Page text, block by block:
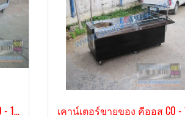
เคาน์เตอร์ขายของ คีออส CO - 154